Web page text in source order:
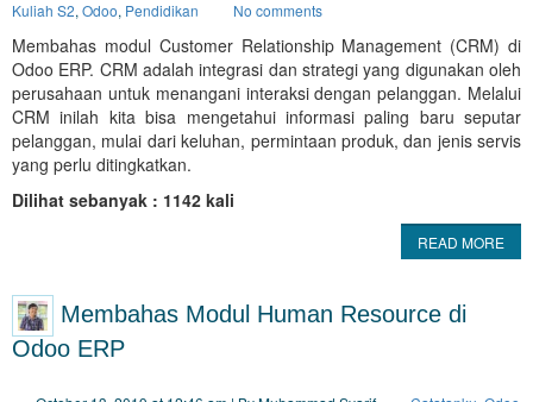
Kuliah S2, Odoo, Pendidikan No comments
Membahas modul Customer Relationship Management (CRM) di
Odoo ERP. CRM adalah integrasi dan strategi yang digunakan oleh
perusahaan untuk menangani interaksi dengan pelanggan. Melalui
CRM inilah kita bisa mengetahui informasi paling baru seputar
pelanggan, mulai dari keluhan, permintaan produk, dan jenis servis
yang perlu ditingkatkan.
Dilihat sebanyak : 1142 kali
READ MORE
Membahas Modul Human Resource di
Odoo ERP